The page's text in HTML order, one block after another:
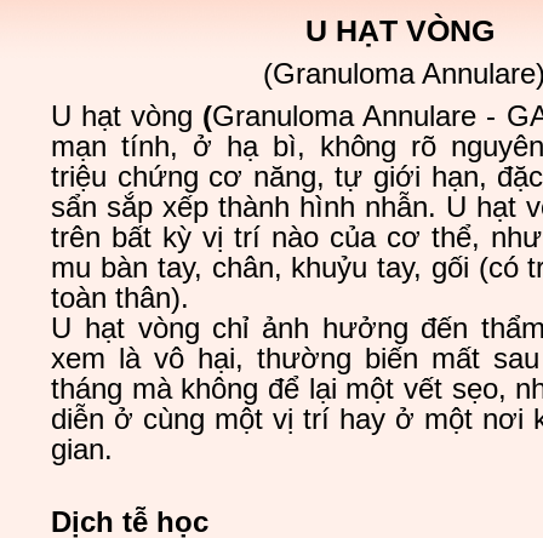
U HẠT VÒNG
(Granuloma
U hạt vòng (Granuloma Annulare -
mạn tính, ở hạ bì, không rõ
triệu chứng cơ năng, tự giới hạn,
sẩn sắp xếp thành hình nhẫn. U hạt
trên bất kỳ vị trí nào của cơ thể,
mu bàn tay, chân, khuỷu tay, gối (có
toàn thân).
U hạt vòng chỉ ảnh hưởng đến
xem là vô hại, thường biến mất
tháng mà không để lại một vết sẹo,
diễn ở cùng một vị trí hay ở một nơi
gian.
Dịch tễ học